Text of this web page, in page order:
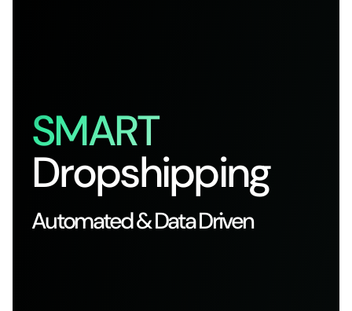
SMART
Dropshipping
Automated & Data Driven